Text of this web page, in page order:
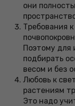
они
Требования
Поэтому для
подбирать
весом и без
Любовь к
растениям
Это надо